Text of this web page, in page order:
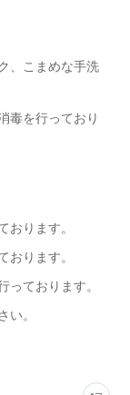
、こまめな手洗
毒を行っており
おります。
おります。
っております。
。